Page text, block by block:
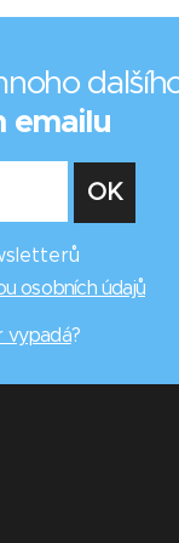
emailu
osobních údajů
vypadá?